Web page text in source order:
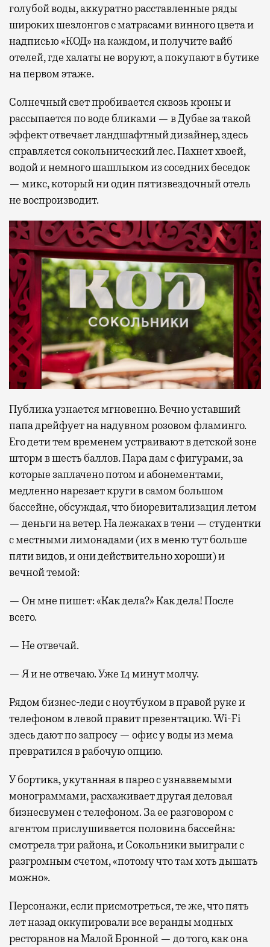
голубой воды, аккуратно расставленные ряды
широких шезлонгов с матрасами винного цвета и
надписью «КОД» на каждом, и получите вайб
отелей, где халаты не воруют, а покупают в бутике
на первом этаже.
Солнечный свет пробивается сквозь кроны и
рассыпается по воде бликами — в Дубае за такой
эффект отвечает ландшафтный дизайнер, здесь
справляется сокольнический лес. Пахнет хвоей,
водой и немного шашлыком из соседних беседок
— микс, который ни один пятизвездочный отель
не воспроизводит.
Публика узнается мгновенно. Вечно уставший
папа дрейфует на надувном розовом фламинго.
Его дети тем временем устраивают в детской зоне
шторм в шесть баллов. Пара дам с фигурами, за
которые заплачено потом и абонементами,
медленно нарезает круги в самом большом
бассейне, обсуждая, что биоревитализация летом
— деньги на ветер. На лежаках в тени — студентки
с местными лимонадами (их в меню тут больше
пяти видов, и они действительно хороши) и
вечной темой:
— Он мне пишет: «Как дела?» Как дела! После
всего.
— Не отвечай.
— Я и не отвечаю. Уже 14 минут молчу.
Рядом бизнес-леди с ноутбуком в правой руке и
телефоном в левой правит презентацию. Wi-Fi
здесь дают по запросу — офис у воды из мема
превратился в рабочую опцию.
У бортика, укутанная в парео с узнаваемыми
монограммами, расхаживает другая деловая
бизнесвумен с телефоном. За ее разговором с
агентом прислушивается половина бассейна:
смотрела три района, и Сокольники выиграли с
разгромным счетом, «потому что там хоть дышать
можно».
Персонажи, если присмотреться, те же, что пять
лет назад оккупировали все веранды модных
ресторанов на Малой Бронной — до того, как она